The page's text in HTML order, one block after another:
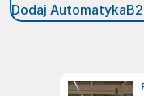
Dodaj